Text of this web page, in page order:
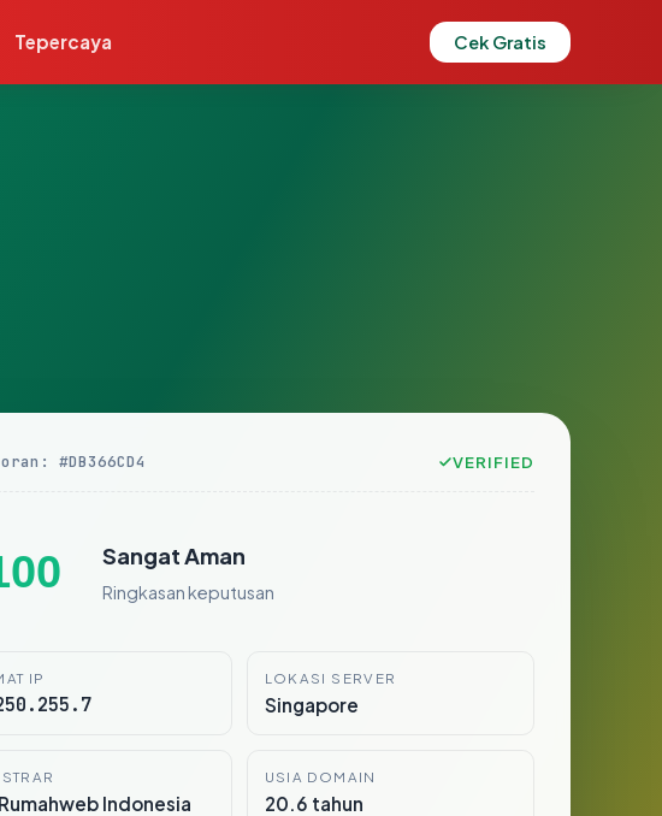
Tepercaya Cek Gratis
#DB366CD4 VERIFIED
Sangat Aman
Ringkasan keputusan
IP LOKASI SERVER
Singapore
Indonesia
USIA DOMAIN
20.6 tahun